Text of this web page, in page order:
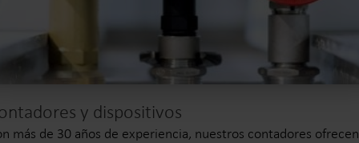
y dispositivos
más de 30 años de experiencia, nuestros contadores ofrecen